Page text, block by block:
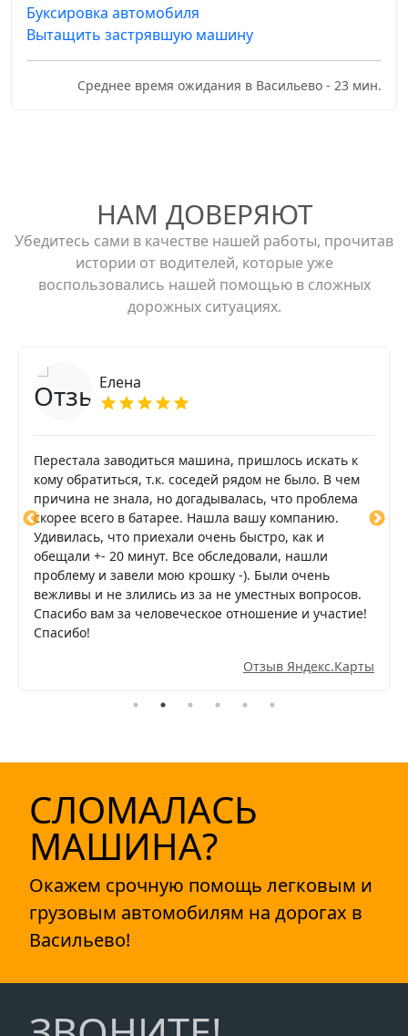
Буксировка автомобиля
Вытащить застрявшую машину
Среднее время ожидания в Васильево - 23 мин.
НАМ ДОВЕРЯЮТ
Убедитесь сами в качестве нашей работы, прочитав
истории от водителей, которые уже
воспользовались нашей помощью в сложных
дорожных ситуациях.
Елена
Перестала заводиться машина, пришлось искать к
кому обратиться, т.к. соседей рядом не было. В чем
причина не знала, но догадывалась, что проблема
скорее всего в батарее. Нашла вашу компанию.
Удивилась, что приехали очень быстро, как и
обещали +- 20 минут. Все обследовали, нашли
проблему и завели мою крошку -). Были очень
вежливы и не злились из за не уместных вопросов.
Спасибо вам за человеческое отношение и участие!
Спасибо!
Отзыв Яндекс.Карты
СЛОМАЛАСЬ
МАШИНА?
Окажем срочную помощь легковым и
грузовым автомобилям на дорогах в
Васильево!